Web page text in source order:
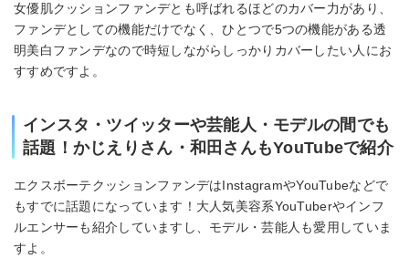
女優肌クッションファンデとも呼ばれるほどのカバー力があり、
ファンデとしての機能だけでなく、ひとつで5つの機能がある透
明美白ファンデなので時短しながらしっかりカバーしたい人にお
すすめですよ。
インスタ・ツイッターや芸能人・モデルの間でも
話題！かじえりさん・和田さんもYouTubeで紹介
エクスボーテクッションファンデはInstagramやYouTubeなどで
もすでに話題になっています！大人気美容系YouTuberやインフ
ルエンサーも紹介していますし、モデル・芸能人も愛用していま
すよ。